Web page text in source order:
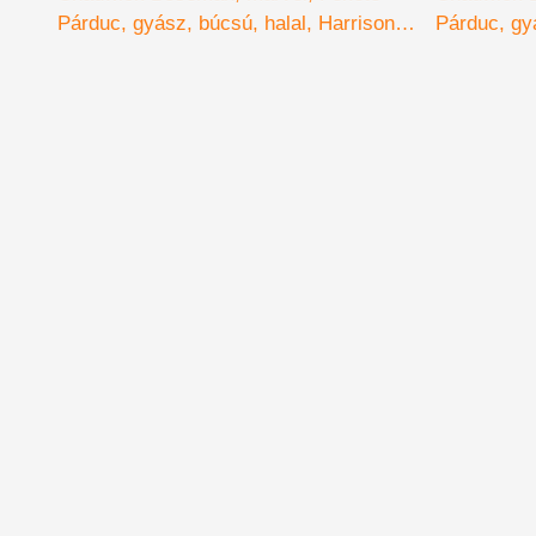
Párduc gyász búcsú halal
Harrison
Párduc